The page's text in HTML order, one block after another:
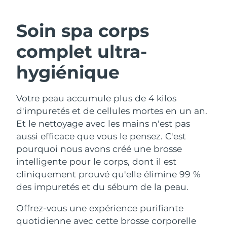
Soin spa corps
complet ultra-
hygiénique
Votre peau accumule plus de 4 kilos
d'impuretés et de cellules mortes en un an.
Et le nettoyage avec les mains n'est pas
aussi efficace que vous le pensez. C'est
pourquoi nous avons créé une brosse
intelligente pour le corps, dont il est
cliniquement prouvé qu'elle élimine 99 %
des impuretés et du sébum de la peau.
Offrez-vous une expérience purifiante
quotidienne avec cette brosse corporelle
Nettoyage du visage
LUNA™ 4 coffret
LUNA™ 4 Plus
Massage, LED heating
LUNA™ 4 Men
For men, anti-aging massage
Lifting
BEAR™ 2 coffret
BEAR™ 2 go
Microcurrent toning on-the-go
BEAR™ 2 eyes & lips
Microcurrent line smoothing device
Hydratation
UFO™ 3 coffret
Deep facial hydration
UFO™ 3 LED
device
Soin bucco-dentaire
issa™ 4
Hybrid silicone sonic toothbrush
issa™ 4 plus
Smart hybrid silicone sonic toothbrush
FAQ™ TRAITEMENT ANTI-ÂGE
Anti-âge Traitements LED
NEW
Bahreïn Livraison estimée
Belgique
Bosnie-Herzégovine Livraison estimée8/12/26
Brunei Livraison estimée
Bulgarie Livraison estimée
Canada Livraison estimée
Chili Livraison estimée